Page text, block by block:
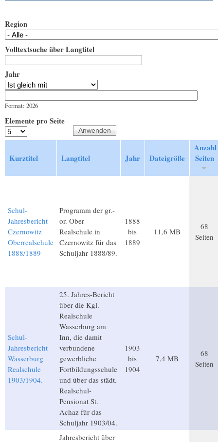
Region
Volltextsuche über Langtitel
Jahr
Format: 2026
Elemente pro Seite
Kurztitel Langtitel Jahr Dateigröße
Anzahl
Seiten
Schul-
Jahresbericht
Czernowitz
Oberrealschule
1888/1889
Programm der gr.-
or. Ober-
Realschule in
Czernowitz für das
Schuljahr 1888/89.
1888
bis
1889
11,6 MB
68
Seiten
Schul-
Jahresbericht
Wasserburg
Realschule
1903/1904.
25. Jahres-Bericht
über die Kgl.
Realschule
Wasserburg am
Inn, die damit
verbundene
gewerbliche
Fortbildungsschule
und über das städt.
Realschul-
Pensionat St.
Achaz für das
Schuljahr 1903/04.
1903
bis
1904
7,4 MB
68
Seiten
Jahresbericht über